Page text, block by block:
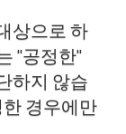
상으로 하
"공정한"
하지 않습
경우에만